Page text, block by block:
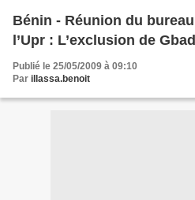
Bénin - Réunion du
l’Upr : L’exclusion de
Publié le 25/05/2009 à 09:10
Par illassa.benoit